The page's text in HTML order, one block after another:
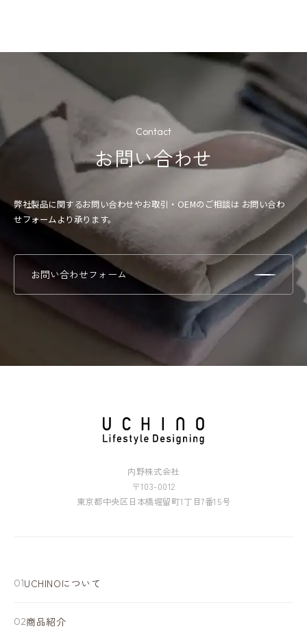
Contact
お問い合わせ
弊社製品に関するお問い合わせやお取引・OEMのご相談は お問い合わ
せフォームより承ります。
お問い合わせフォーム
内野株式会社
〒103-0012
東京都中央区日本橋堀留町1丁目7番15号
UCHINOについて
商品紹介